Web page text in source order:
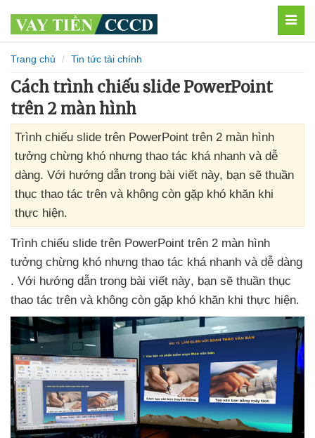
Trang chủ Tin tức tài chính
Cách trình chiếu slide PowerPoint
trên 2 màn hình
Trình chiếu slide trên PowerPoint trên 2 màn hình
tưởng chừng khó nhưng thao tác khá nhanh và dễ
dàng. Với hướng dẫn trong bài viết này, bạn sẽ thuần
thục thao tác trên và không còn gặp khó khăn khi
thực hiện.
Trình chiếu slide trên PowerPoint trên 2 màn hình
tưởng chừng khó nhưng thao tác khá nhanh và dễ dàng
. Với hướng dẫn trong bài viết này, bạn sẽ thuần thục
thao tác trên và không còn gặp khó khăn khi thực hiện.